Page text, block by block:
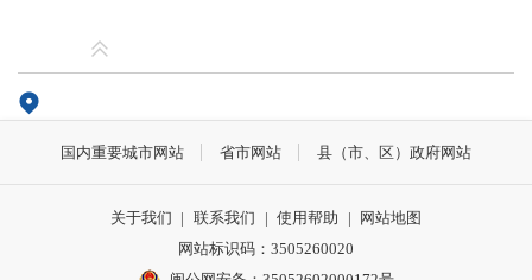
国内重要城市网站 省市网站 县（市、区）政府网站
关于我们 | 联系我们 | 使用帮助 |
网站地图
网站标识码：3505260020